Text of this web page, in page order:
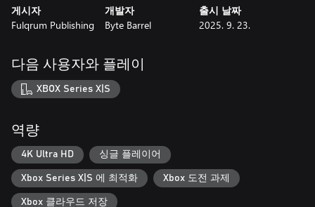
나만의 플레이 스타일을 정의하고 다양한 무기를 고를 수 있는 가
장 치명적인 무기고를 모으세요. 각 무기는 절대적인 혼란을 일으
형될 수 있습니다. 파괴력 강한 산탄총, 치명적일 정도로 정확한
돌격 소총, 폭발 발사기 중에서 사용할 무기를 선택하고 잠재력을
최대한 발휘하세요.
좌중을 압도하는 광기는 당신의 가장 친한 친구이자 최악의 적입
니다. 당신 안에 깃들게 하여 적에게 절대적인 혼란을 일으키고,
보상으로 놀라운 힘을 얻으세요. 광기를 받아들이고, 그것을 사용
하여 기괴한 새로운 능력에 연료를 공급하고, 당신의 감각을 공격
하는 공포가 당신을 두려워하도록 가르치세요!
게시자
Fulqrum Publishing
개발자
Byte Barrel
출시 날짜
2025. 9. 23.
다음 사용자와 플레이
XBOX Series X|S
역량
4K Ultra HD 싱글 플레이어
Xbox Series X|S 에 최적화 Xbox 도전 과제
Xbox 클라우드 저장